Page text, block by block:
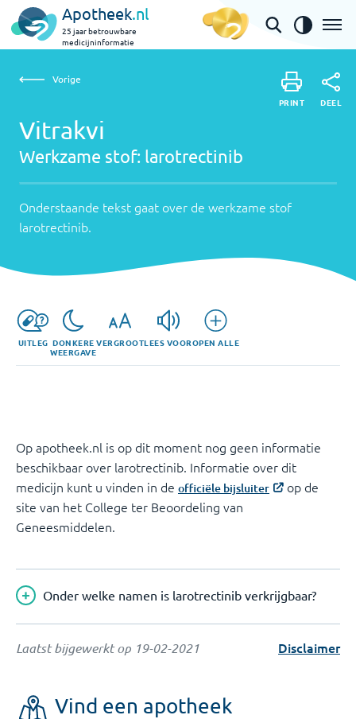
Apotheek.nl
25 jaar betrouwbare
medicijninformatie
Vitrakvi | larotrectinib
over
de
werkzame
Vorige
Vitrakvi
Werkzame stof: larotrectinib
Onderstaande tekst gaat over de werkzame stof
larotrectinib.
PRINT DEEL
UITLEG DONKERE
WEERGAVE
VERGROOTLEES VOOROPEN ALLE
Op apotheek.nl is op dit moment nog geen informatie
beschikbaar over larotrectinib. Informatie over dit
medicijn kunt u vinden in de officiële bijsluiter
op de
site van het College ter Beoordeling van
Geneesmiddelen.
Onder welke namen is larotrectinib verkrijgbaar?
Laatst bijgewerkt op 19-02-2021 Disclaimer
Vind een apotheek